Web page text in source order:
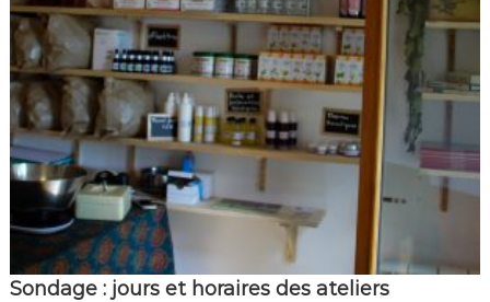
Sondage : jours et horaires des ateliers